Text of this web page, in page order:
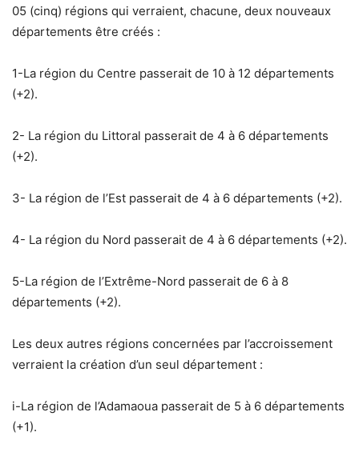
05 (cinq) régions qui verraient, chacune, deux nouveaux
départements être créés :
1-La région du Centre passerait de 10 à 12 départements
(+2).
2- La région du Littoral passerait de 4 à 6 départements
(+2).
3- La région de l’Est passerait de 4 à 6 départements (+2).
4- La région du Nord passerait de 4 à 6 départements (+2).
5-La région de l’Extrême-Nord passerait de 6 à 8
départements (+2).
Les deux autres régions concernées par l’accroissement
verraient la création d’un seul département :
i-La région de l’Adamaoua passerait de 5 à 6 départements
(+1).